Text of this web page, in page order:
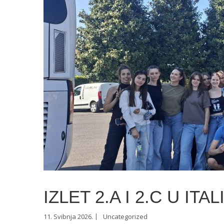
IZLET 2.A I 2.C U
11. Svibnja 2026. Uncategorized